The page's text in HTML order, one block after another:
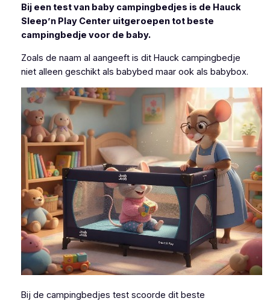
Bij een test van baby campingbedjes is de Hauck
Sleep’n Play Center uitgeroepen tot beste
campingbedje voor de baby.
Zoals de naam al aangeeft is dit Hauck campingbedje
niet alleen geschikt als babybed maar ook als babybox.
Bij de campingbedjes test scoorde dit beste